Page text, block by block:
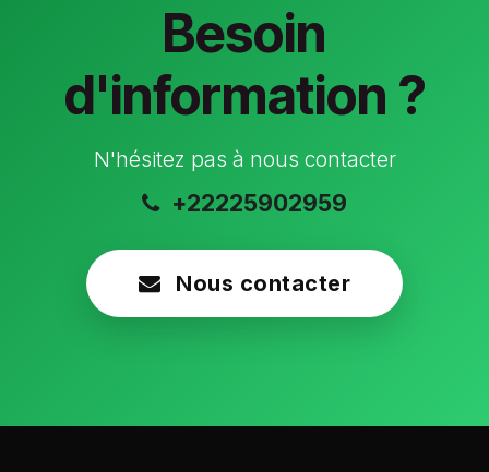
Besoin
d'information ?
N'hésitez pas à nous contacter
+22225902959
Nous contacter